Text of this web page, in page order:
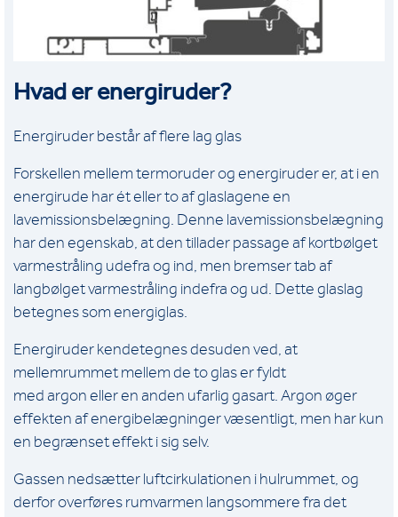
Hvad er energiruder?
Energiruder består af flere lag glas
Forskellen mellem termoruder og energiruder er, at i en
energirude har ét eller to af glaslagene en
lavemissionsbelægning. Denne lavemissionsbelægning
har den egenskab, at den tillader passage af kortbølget
varmestråling udefra og ind, men bremser tab af
langbølget varmestråling indefra og ud. Dette glaslag
betegnes som energiglas.
Energiruder kendetegnes desuden ved, at
mellemrummet mellem de to glas er fyldt
med argon eller en anden ufarlig gasart. Argon øger
effekten af energibelægninger væsentligt, men har kun
en begrænset effekt i sig selv.
Gassen nedsætter luftcirkulationen i hulrummet, og
derfor overføres rumvarmen langsommere fra det